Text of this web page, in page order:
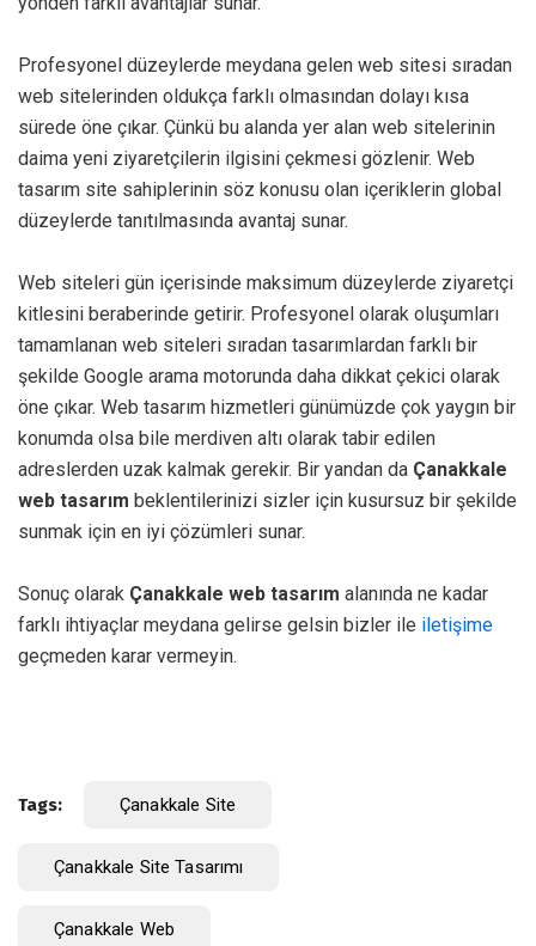
Profesyonel düzeylerde meydana gelen web sitesi sıradan
web sitelerinden oldukça farklı olmasından dolayı kısa
sürede öne çıkar. Çünkü bu alanda yer alan web sitelerinin
daima yeni ziyaretçilerin ilgisini çekmesi gözlenir. Web
tasarım site sahiplerinin söz konusu olan içeriklerin global
düzeylerde tanıtılmasında avantaj sunar.
Web siteleri gün içerisinde maksimum düzeylerde ziyaretçi
kitlesini beraberinde getirir. Profesyonel olarak oluşumları
tamamlanan web siteleri sıradan tasarımlardan farklı bir
şekilde Google arama motorunda daha dikkat çekici olarak
öne çıkar. Web tasarım hizmetleri günümüzde çok yaygın bir
konumda olsa bile merdiven altı olarak tabir edilen
adreslerden uzak kalmak gerekir. Bir yandan da Çanakkale
web tasarım beklentilerinizi sizler için kusursuz bir şekilde
sunmak için en iyi çözümleri sunar.
Sonuç olarak Çanakkale web tasarım alanında ne kadar
farklı ihtiyaçlar meydana gelirse gelsin bizler ile iletişime
geçmeden karar vermeyin.
Tags: Çanakkale Site
Çanakkale Site Tasarımı
Çanakkale Web